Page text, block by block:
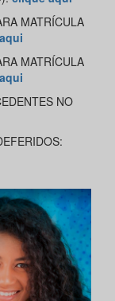
MATRÍCULA
MATRÍCULA
NO